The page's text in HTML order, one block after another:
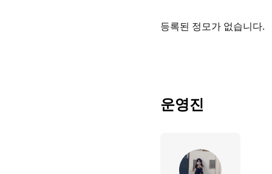
등록된 정모가 없습니다.
운영진